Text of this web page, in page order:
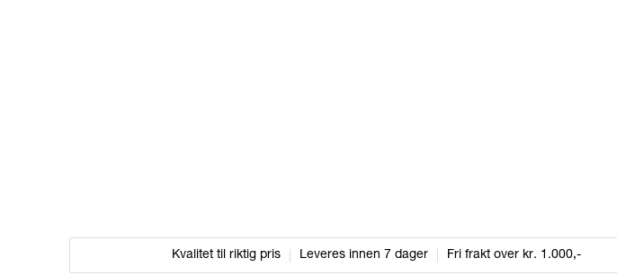
Kvalitet til riktig pris Leveres innen 7 dager Fri frakt over kr. 1.000,-